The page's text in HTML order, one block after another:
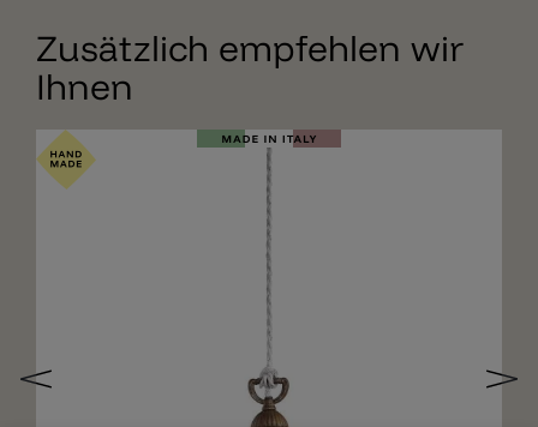
Zusätzlich empfehlen wir
Ihnen